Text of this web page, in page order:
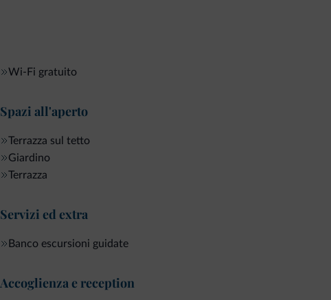
Wi-Fi gratuito
Spazi all'aperto
Terrazza sul tetto
Giardino
Terrazza
Servizi ed extra
Banco escursioni guidate
Accoglienza e reception